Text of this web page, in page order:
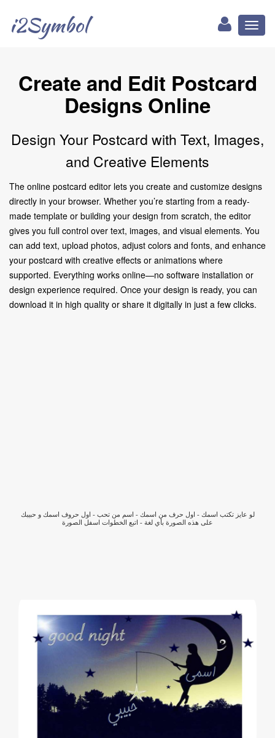
i2Symbol
Create and Edit Postcard
Designs Online
Design Your Postcard with Text, Images,
and Creative Elements
The online postcard editor lets you create and customize designs
directly in your browser. Whether you’re starting from a ready-
made template or building your design from scratch, the editor
gives you full control over text, images, and visual elements. You
can add text, upload photos, adjust colors and fonts, and enhance
your postcard with creative effects or animations where
supported. Everything works online—no software installation or
design experience required. Once your design is ready, you can
download it in high quality or share it digitally in just a few clicks.
لو عايز تكتب اسمك - اول حرف من اسمك - اسم من تحب - اول حروف اسمك و حبيبك
على هذه الصورة بأي لغة - اتبع الخطوات اسفل الصورة